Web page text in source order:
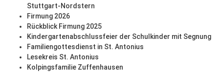
Stuttgart-Nordstern
Firmung 2026
Rückblick Firmung 2025
Kindergartenabschlussfeier der Schulkinder mit Segnung
Familiengottesdienst in St. Antonius
Lesekreis St. Antonius
Kolpingsfamilie Zuffenhausen